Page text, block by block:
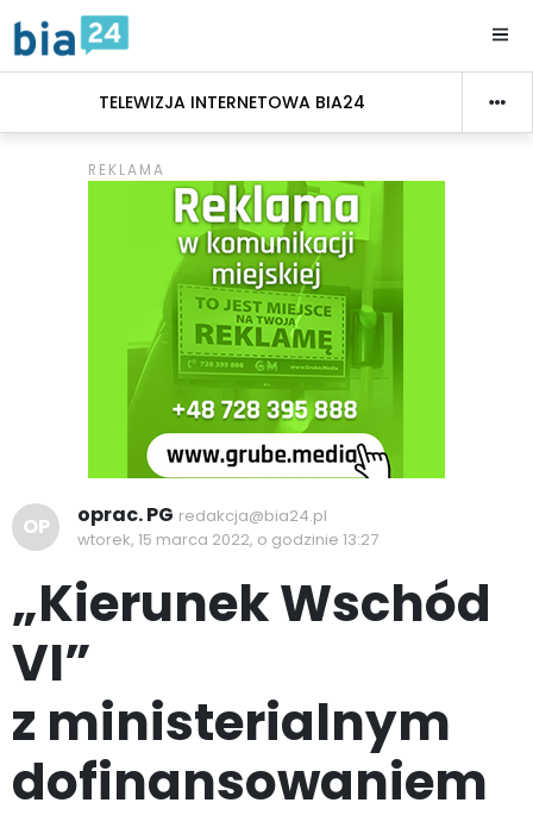
TELEWIZJA INTERNETOWA BIA24
OP oprac. PG redakcja@bia24.pl
wtorek, 15 marca 2022, o godzinie 13:27
„Kierunek Wschód
VI”
z ministerialnym
dofinansowaniem